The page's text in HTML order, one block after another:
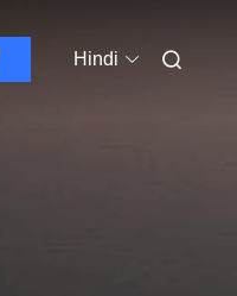
Hindi